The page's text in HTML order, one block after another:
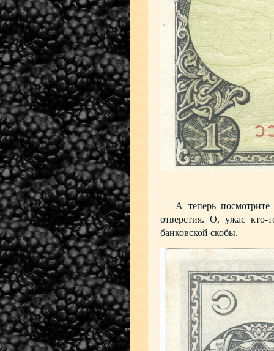
А теперь посмотрите
отверстия. О, ужас кто-
банковской скобы.